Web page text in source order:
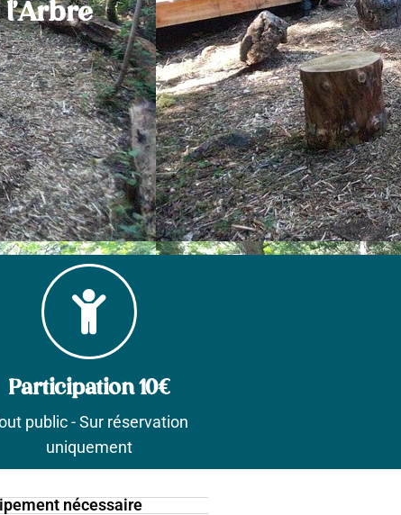
l'Arbre
Participation 10€
public - Sur réservation
uniquement
nécessaire